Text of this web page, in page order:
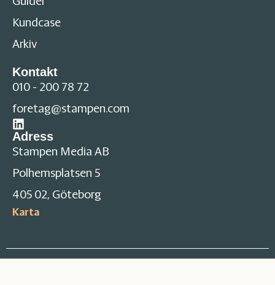
Kundcase
Arkiv
Kontakt
010 - 200 78 72
foretag@stampen.com
Adress
Stampen Media AB
Polhemsplatsen 5
405 02, Göteborg
Karta